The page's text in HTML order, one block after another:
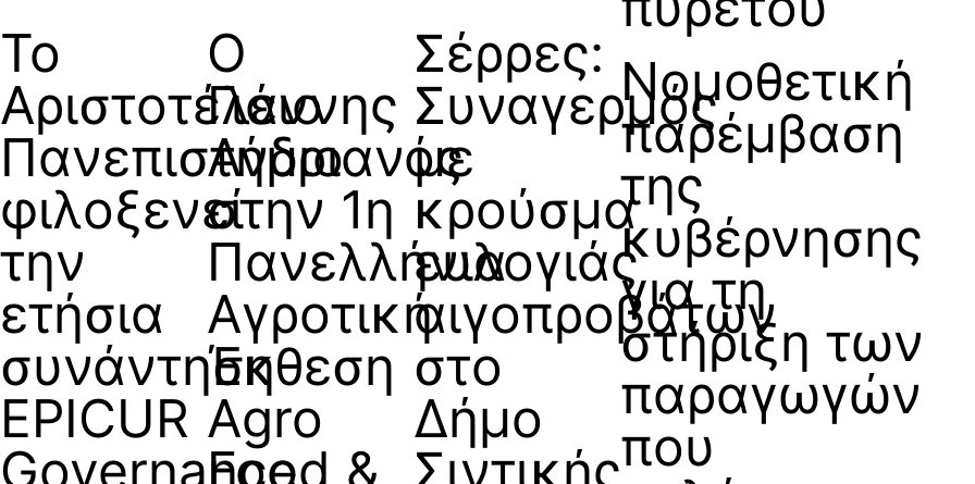
Το
Αριστοτέλειο
Πανεπιστήμιο
φιλοξενεί
την
ετήσια
συνάντηση
EPICUR
Governance
Ο
Γιάννης
Ανδριανός
στην 1η
Πανελλήνια
Αγροτική
Έκθεση
Agro
Food &
Σέρρες:
Συναγερμός
με
κρούσμα
ευλογιάς
αιγοπροβάτων
στο
Δήμο
Σιντικής
Νομοθετική
παρέμβαση
της
κυβέρνησης
για τη
στήριξη των
παραγωγών
που